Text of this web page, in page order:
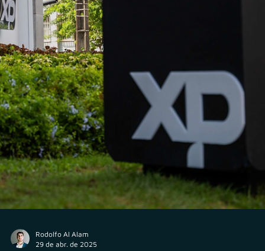
Anderson Timm
1 de mai. de 2025
Assessores de Investimentos (AI)
Selo de Governança e Integridade XP: Quais as
diferenças da edição 2024-2025 para 2025-